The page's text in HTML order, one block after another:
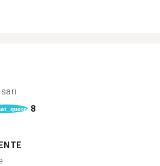
8